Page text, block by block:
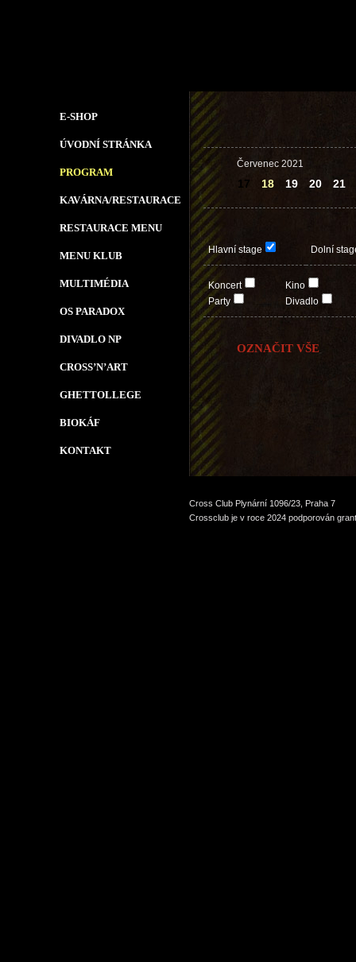
E-SHOP
ÚVODNÍ STRÁNKA
PROGRAM
KAVÁRNA/RESTAURACE
RESTAURACE MENU
MENU KLUB
MULTIMÉDIA
OS PARADOX
DIVADLO NP
CROSS’N’ART
GHETTOLLEGE
BIOKÁF
KONTAKT
Červenec 2021
17 18 19 20 21
Hlavní stage Dolní
Koncert
Party
Kino
Divadlo
OZNAČIT VŠE
Cross Club Plynární 1096/23, Praha 7
Crossclub je v roce 2024 podporován